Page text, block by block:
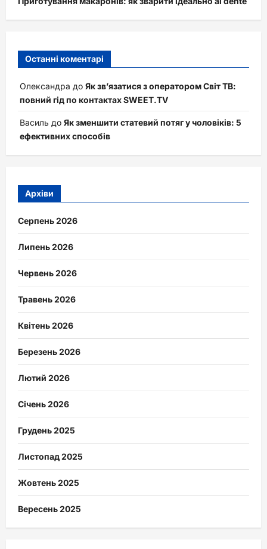
Останні коментарі
Олександра до Як зв’язатися з оператором Світ ТВ:
повний гід по контактах SWEET.TV
Василь до Як зменшити статевий потяг у чоловіків: 5
ефективних способів
Архіви
Серпень 2026
Липень 2026
Червень 2026
Травень 2026
Квітень 2026
Березень 2026
Лютий 2026
Січень 2026
Грудень 2025
Листопад 2025
Жовтень 2025
Вересень 2025